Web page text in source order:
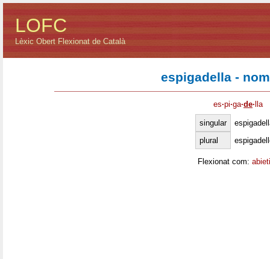
LOFC
Lèxic Obert Flexionat de Català
espigadella -
es·pi·ga·de· lla
singular
plural
Flexionat com: